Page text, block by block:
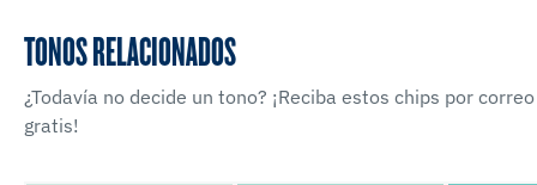
TONOS RELACIONADOS
¿Todavía no decide un tono? ¡Reciba estos chips por correo
gratis!